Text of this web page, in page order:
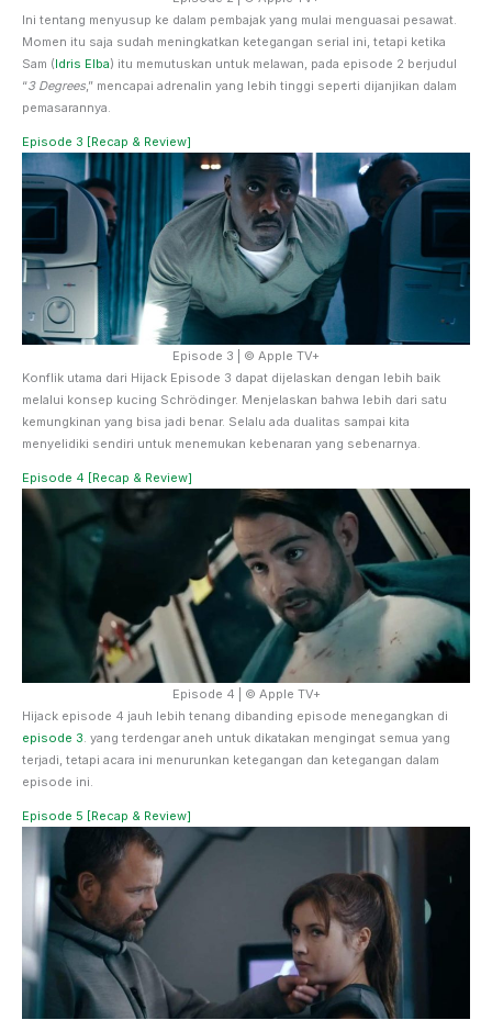
Ini tentang menyusup ke dalam pembajak yang mulai menguasai pesawat.
Momen itu saja sudah meningkatkan ketegangan serial ini, tetapi ketika
Sam (Idris Elba) itu memutuskan untuk melawan, pada episode 2 berjudul
“3 Degrees ,” mencapai adrenalin yang lebih tinggi seperti dijanjikan dalam
pemasarannya.
Episode 3 [Recap & Review]
Episode 3 | © Apple TV+
Konflik utama dari Hijack Episode 3 dapat dijelaskan dengan lebih baik
melalui konsep kucing Schrödinger. Menjelaskan bahwa lebih dari satu
kemungkinan yang bisa jadi benar. Selalu ada dualitas sampai kita
menyelidiki sendiri untuk menemukan kebenaran yang sebenarnya.
Episode 4 [Recap & Review]
Episode 4 | © Apple TV+
Hijack episode 4 jauh lebih tenang dibanding episode menegangkan di
episode 3 . yang terdengar aneh untuk dikatakan mengingat semua yang
terjadi, tetapi acara ini menurunkan ketegangan dan ketegangan dalam
episode ini.
Episode 5 [Recap & Review]